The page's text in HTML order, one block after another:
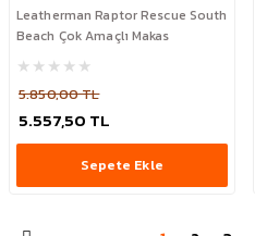
Leatherman Raptor Rescue South
Beach Çok Amaçlı Makas
5.850,00 TL
5.557,50 TL
Sepete Ekle